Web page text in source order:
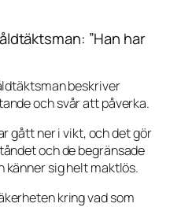
”Han har
beskriver
och svår att påverka.
gått ner i vikt, och det gör
och de begränsade
känner sig helt maktlös.
kring vad som